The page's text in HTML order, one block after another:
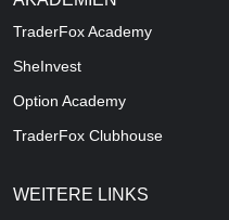
TraderFox Academy
SheInvest
Option Academy
TraderFox Clubhouse
WEITERE LINKS